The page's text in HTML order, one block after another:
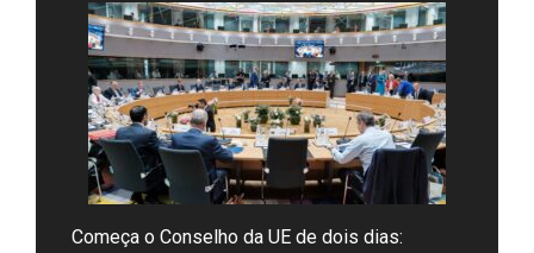
Começa o Conselho da UE de dois dias: